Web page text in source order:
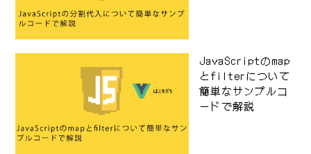
JavaScriptのmap
とfilterについて
簡単なサンプルコ
ードで解説